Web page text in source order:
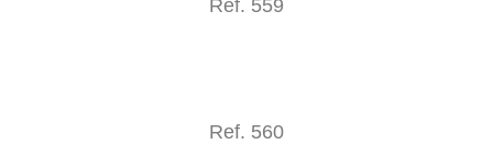
Ref. 559
Ref. 560